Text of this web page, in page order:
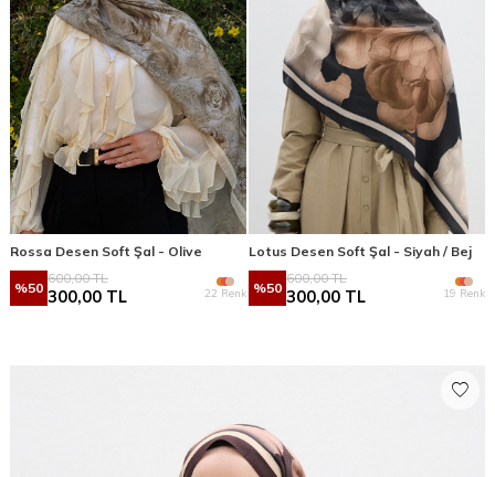
Rossa Desen Soft Şal - Olive
%50
600,00TL
300,00 TL 22 Renk
Lotus Desen Soft Şal - Siyah / Bej
%50
600,00TL
300,00 TL 19 Renk